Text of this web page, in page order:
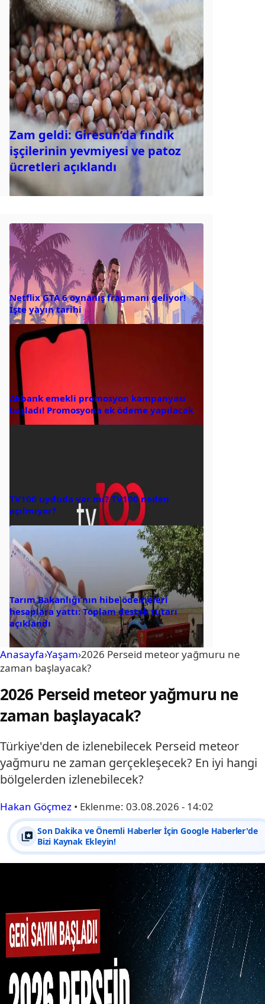
Zam geldi: Giresun’da fındık
işçilerinin yevmiyesi ve patoz
ücretleri açıklandı
Netflix GTA 6 oynanış fragmanı geliyor!
İşte yayın tarihi
Akbank emekli promosyon kampanyası
başladı! Promosyona ek ödeme yapılacak
TV100 uyduda var mı? TV100 neden
açılmıyor?
Tarım Bakanlığı’nın hibe ödemeleri
hesaplara yattı: Toplam destek tutarı
açıklandı
Anasayfa›Yaşam›2026 Perseid meteor yağmuru ne
zaman başlayacak?
2026 Perseid meteor yağmuru ne
zaman başlayacak?
Türkiye'den de izlenebilecek Perseid meteor
yağmuru ne zaman gerçekleşecek? En iyi hangi
bölgelerden izlenebilecek?
Hakan Göçmez • Eklenme: 03.08.2026 - 14:02
Son Dakika ve Önemli Haberler İçin Google Haberler'de
Bizi Kaynak Ekleyin!